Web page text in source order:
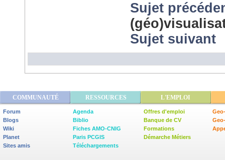
Sujet
Sujet suivant
COMMUNAUTÉ RESSOURCES L'EMPLOI
Forum
Blogs
Wiki
Planet
Sites amis
Agenda
Biblio
Fiches AMO-CNIG
Paris PCGIS
Téléchargements
Offres d'emploi
Banque de CV
Formations
Démarche Métiers